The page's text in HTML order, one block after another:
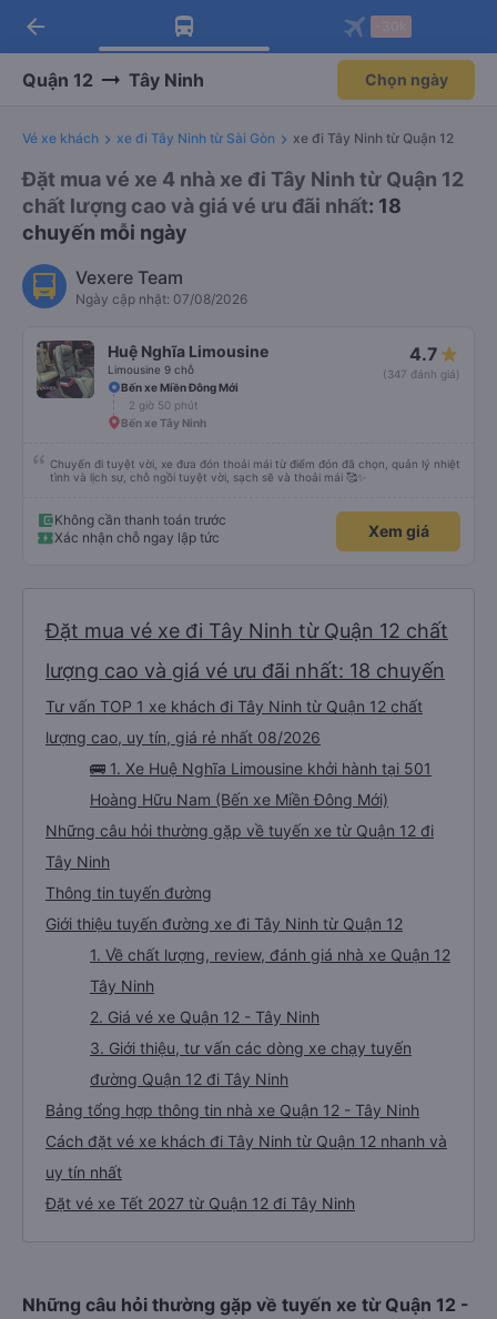
Tải app Vexere ngay!
Nhận ưu đãi thành viên độc
Mở app
Tải app Vexere
-30k/ghế khi đặt vé máy bay qua
Mở app
arrow_back
Quận 12 Tây Ninh Chọn ngày
Vé xe khách xe đi Tây Ninh từ Sài Gòn xe đi Tây Ninh từ Quận 12
Đặt mua vé xe 4 nhà xe đi Tây Ninh từ Quận 12
chất lượng cao và giá vé ưu đãi nhất: 18
chuyến mỗi ngày
Vexere Team
Ngày cập nhật: 07/08/2026
Huệ Nghĩa Limousine
Limousine 9 chỗ
4.7
(347 đánh giá)
Bến xe Miền Đông Mới
2 giờ 50 phút
Bến xe Tây Ninh
Chuyến đi tuyệt vời, xe đưa đón thoải mái từ điểm đón đã chọn, quản lý nhiệt
tình và lịch sự, chỗ ngồi tuyệt vời, sạch sẽ và thoải mái 🥰✨
Không cần thanh toán trước
Xác nhận chỗ ngay lập tức
Xem giá
Đặt mua vé xe đi Tây Ninh từ Quận 12 chất
lượng cao và giá vé ưu đãi nhất: 18 chuyến
Tư vấn TOP 1 xe khách đi Tây Ninh từ Quận 12 chất
lượng cao, uy tín, giá rẻ nhất 08/2026
🚌 1. Xe Huệ Nghĩa Limousine khởi hành tại 501
Hoàng Hữu Nam (Bến xe Miền Đông Mới)
Những câu hỏi thường gặp về tuyến xe từ Quận 12 đi
Tây Ninh
Thông tin tuyến đường
Giới thiệu tuyến đường xe đi Tây Ninh từ Quận 12
1. Về chất lượng, review, đánh giá nhà xe Quận 12
Tây Ninh
2. Giá vé xe Quận 12 - Tây Ninh
3. Giới thiệu, tư vấn các dòng xe chạy tuyến
đường Quận 12 đi Tây Ninh
Bảng tổng hợp thông tin nhà xe Quận 12 - Tây Ninh
Cách đặt vé xe khách đi Tây Ninh từ Quận 12 nhanh và
uy tín nhất
Đặt vé xe Tết 2027 từ Quận 12 đi Tây Ninh
Những câu hỏi thường gặp về tuyến xe từ Quận 12 -